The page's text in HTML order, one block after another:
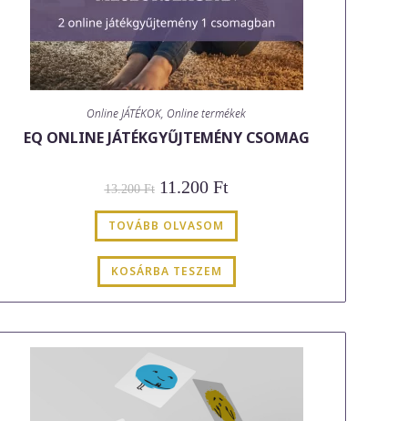
Online JÁTÉKOK, Online termékek
EQ ONLINE JÁTÉKGYŰJTEMÉNY CSOMAG
13.200Ft Original
price
was:
13.200 Ft.
11.200 FtCurrent
price
is:
TOVÁBB OLVASOM
KOSÁRBA TESZEM